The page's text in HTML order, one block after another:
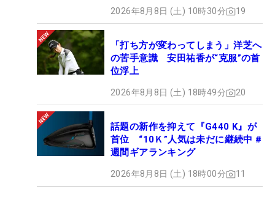
2026年8月8日 (土) 10時30分 19
「打ち方が変わってしまう」洋芝へ
の苦手意識 安田祐香が“克服”の首
位浮上
2026年8月8日 (土) 18時49分 20
話題の新作を抑えて『G440 K』が
首位 “10Ｋ”人気は未だに継続中 #
週間ギアランキング
2026年8月8日 (土) 18時00分 11